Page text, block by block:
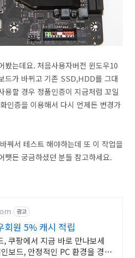
봤는데요. 처음사용자버전 윈도우10
드가 바뀌고 기존 SSD,HDD를 그대
용할 경우 정품인증이 지금처럼 꼬일
인증을 이용해서 다시 언제든 변경가
꿔서 테스트 해야하는데 또 이 작업을
쨋든 궁금하셨던 분들 참고하세요.
광고
회원 5% 캐시 적립
, 쿠팡에서 지금 바로 만나보세
보드, 안정적인 PC 환경을 경험